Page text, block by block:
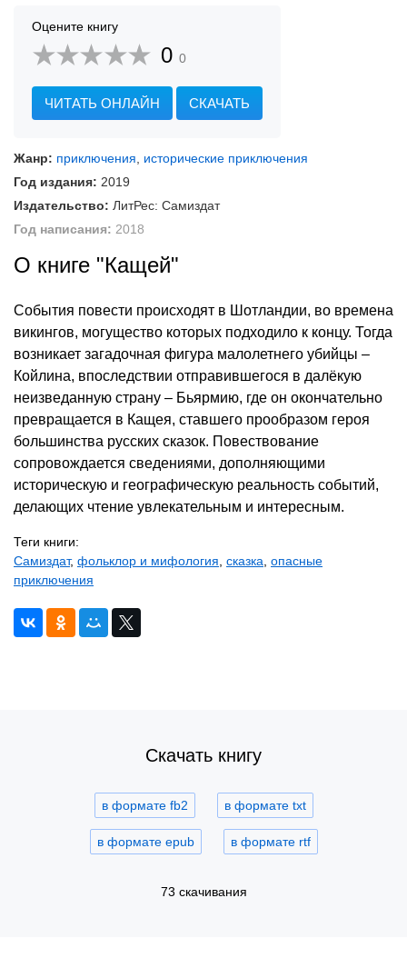
Оцените книгу
0 0
ЧИТАТЬ ОНЛАЙН СКАЧАТЬ
Жанр: приключения, исторические приключения
Год издания: 2019
Издательство: ЛитРес: Самиздат
Год написания: 2018
О книге "Кащей"
События повести происходят в Шотландии, во времена
викингов, могущество которых подходило к концу. Тогда
возникает загадочная фигура малолетнего убийцы –
Койлина, впоследствии отправившегося в далёкую
неизведанную страну – Бьярмию, где он окончательно
превращается в Кащея, ставшего прообразом героя
большинства русских сказок. Повествование
сопровождается сведениями, дополняющими
историческую и географическую реальность событий,
делающих чтение увлекательным и интересным.
Теги книги:
Самиздат, фольклор и мифология, сказка, опасные
приключения
Скачать книгу
в формате fb2 в формате txt
в формате epub в формате rtf
73 скачивания